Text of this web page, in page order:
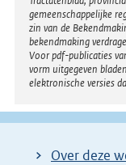
gemeenschappelijke
zin van de
bekendmaking
Voor pdf-publicaties
vorm uitgegeven
elektronische versies
Over deze